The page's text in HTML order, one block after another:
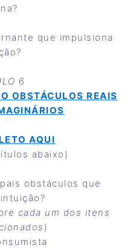
que impulsiona
6
OBSTÁCULOS REAIS
AQUI
abaixo)
obstáculos que
cada um dos itens
)